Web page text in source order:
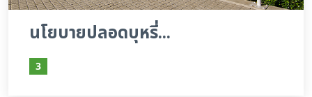
นโยบายปลอดบุหรี่...
3